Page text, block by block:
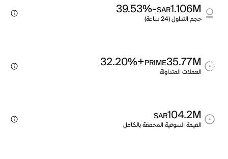
1.106M
SAR
-39.53%
حجم التداول (24 ساعة)
35.77M
PRIME
+32.20%
العملات المتداولة
104.2M
SAR
القيمة السوقية المخففة بالكامل